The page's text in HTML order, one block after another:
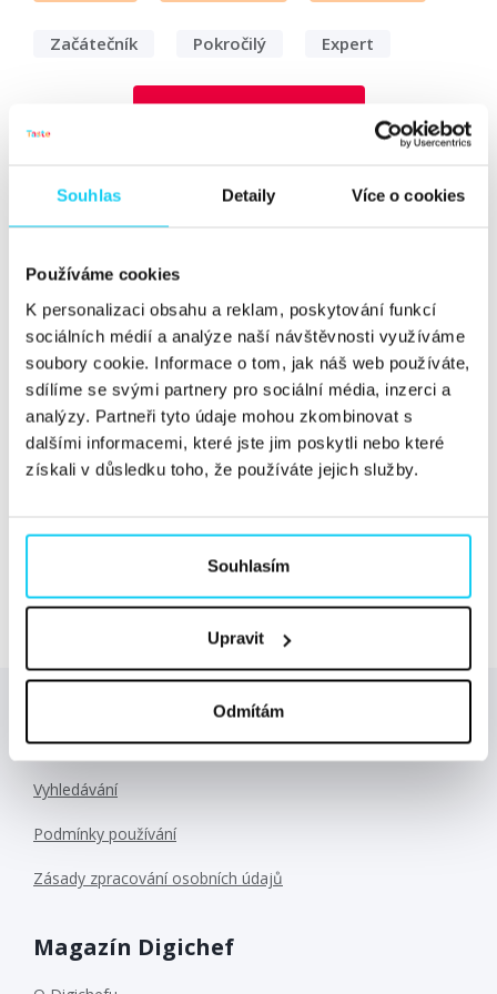
Souhlas Detaily Více o cookies
Používáme cookies
K personalizaci obsahu a reklam, poskytování funkcí
sociálních médií a analýze naší návštěvnosti využíváme
soubory cookie. Informace o tom, jak náš web používáte,
sdílíme se svými partnery pro sociální média, inzerci a
analýzy. Partneři tyto údaje mohou zkombinovat s
dalšími informacemi, které jste jim poskytli nebo které
získali v důsledku toho, že používáte jejich služby.
Souhlasím
Upravit
Odmítám
Začátečník Pokročilý Expert
Vyhledat
projektu Donio David Procházka
Rozhovor
Michael Koch crowdfunding
9. 11. 2020
15 % Čechů pravidelně přispívá na charitu. „Chceme lidi
„Dva roky zpět bych neřekl,...Číst dále »
Důležité odkazy
Vyhledávání
Podmínky používání
Zásady zpracování osobních údajů
Magazín Digichef